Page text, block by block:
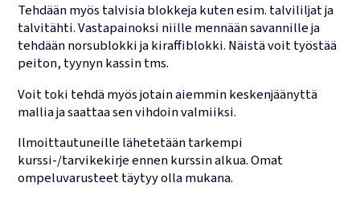
Tehdään myös talvisia blokkeja kuten esim. talvililjat ja
talvitähti. Vastapainoksi niille mennään savannille ja
tehdään norsublokki ja kiraffiblokki. Näistä voit työstää
peiton, tyynyn kassin tms.
Voit toki tehdä myös jotain aiemmin keskenjäänyttä
mallia ja saattaa sen vihdoin valmiiksi.
Ilmoittautuneille lähetetään tarkempi
kurssi-/tarvikekirje ennen kurssin alkua. Omat
ompeluvarusteet täytyy olla mukana.